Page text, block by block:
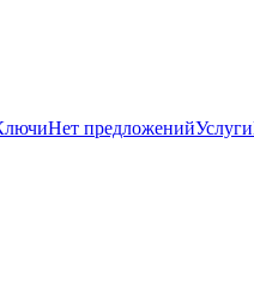
Нет предложенийУслуги